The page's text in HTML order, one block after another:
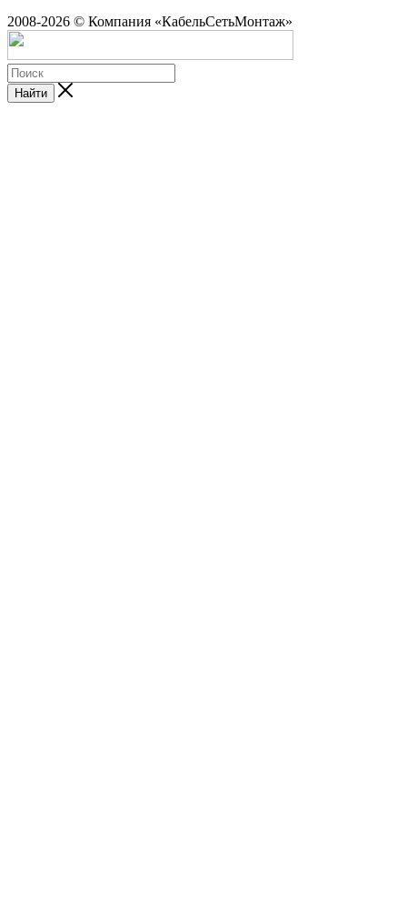
2008-2026 © Компания «КабельСетьМонтаж»
Найти